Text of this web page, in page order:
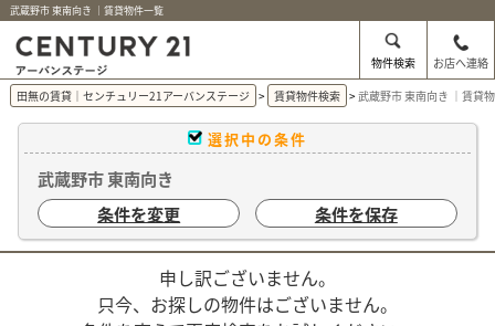
武蔵野市 東南向き ｜賃貸物件一覧
物件検索
お店へ連絡
田無の賃貸｜センチュリー21アーバンステージ
賃貸物件検索 武蔵野市 東南向き ｜賃貸
選択中の条件
武蔵野市 東南向き
条件を変更
条件を保存
申し訳ございません。
只今、お探しの物件はございません。